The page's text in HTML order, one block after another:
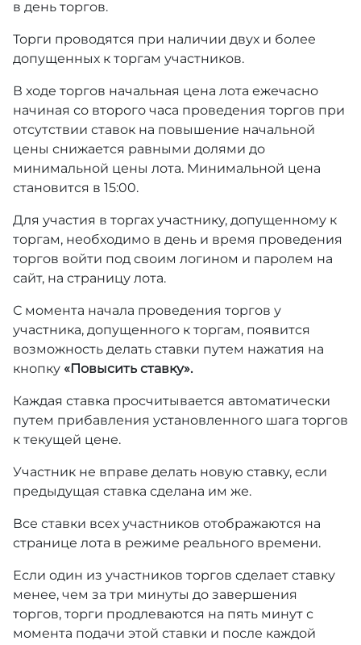
в день торгов.
Торги проводятся при наличии двух и более
допущенных к торгам участников.
В ходе торгов начальная цена лота ежечасно
начиная со второго часа проведения торгов при
отсутствии ставок на повышение начальной
цены снижается равными долями до
минимальной цены лота. Минимальной цена
становится в 15:00.
Для участия в торгах участнику, допущенному к
торгам, необходимо в день и время проведения
торгов войти под своим логином и паролем на
сайт, на страницу лота.
С момента начала проведения торгов у
участника, допущенного к торгам, появится
возможность делать ставки путем нажатия на
кнопку «Повысить ставку».
Каждая ставка просчитывается автоматически
путем прибавления установленного шага торгов
к текущей цене.
Участник не вправе делать новую ставку, если
предыдущая ставка сделана им же.
Все ставки всех участников отображаются на
странице лота в режиме реального времени.
Если один из участников торгов сделает ставку
менее, чем за три минуты до завершения
торгов, торги продлеваются на пять минут с
момента подачи этой ставки и после каждой